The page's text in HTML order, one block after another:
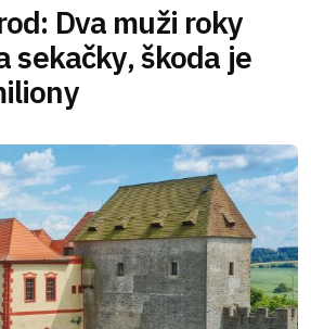
Dva muži roky
sekačky, škoda je